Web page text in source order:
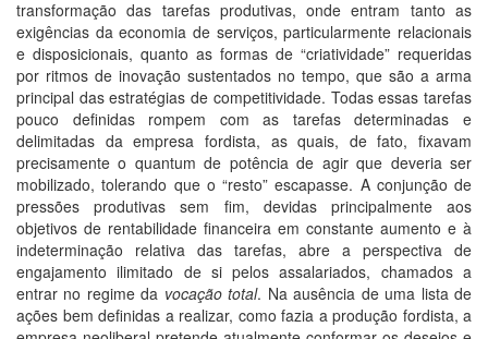
transformação das tarefas produtivas, onde entram tanto as
exigências da economia de serviços, particularmente relacionais
e disposicionais, quanto as formas de “criatividade” requeridas
por ritmos de inovação sustentados no tempo, que são a arma
principal das estratégias de competitividade. Todas essas tarefas
pouco definidas rompem com as tarefas determinadas e
delimitadas da empresa fordista, as quais, de fato, fixavam
precisamente o quantum de potência de agir que deveria ser
mobilizado, tolerando que o “resto” escapasse. A conjunção de
pressões produtivas sem fim, devidas principalmente aos
objetivos de rentabilidade financeira em constante aumento e à
indeterminação relativa das tarefas, abre a perspectiva de
engajamento ilimitado de si pelos assalariados, chamados a
entrar no regime da vocação total. Na ausência de uma lista de
ações bem definidas a realizar, como fazia a produção fordista, a